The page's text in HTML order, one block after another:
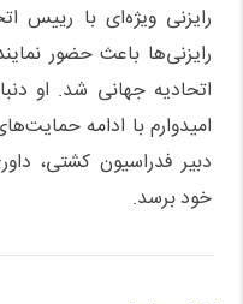
رایزنی ویژه‌ای با رییس
رایزنی‌ها باعث حضور
اتحادیه جهانی شد. او
امیدوارم با ادامه
دبیر فدراسیون کشتی،‌
خود برسد.